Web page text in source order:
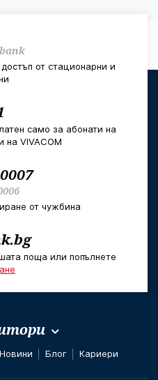
от стационарни и
само за абонати на
на VIVACOM
от чужбина
поща или попълнете
Новини Блог Кариери